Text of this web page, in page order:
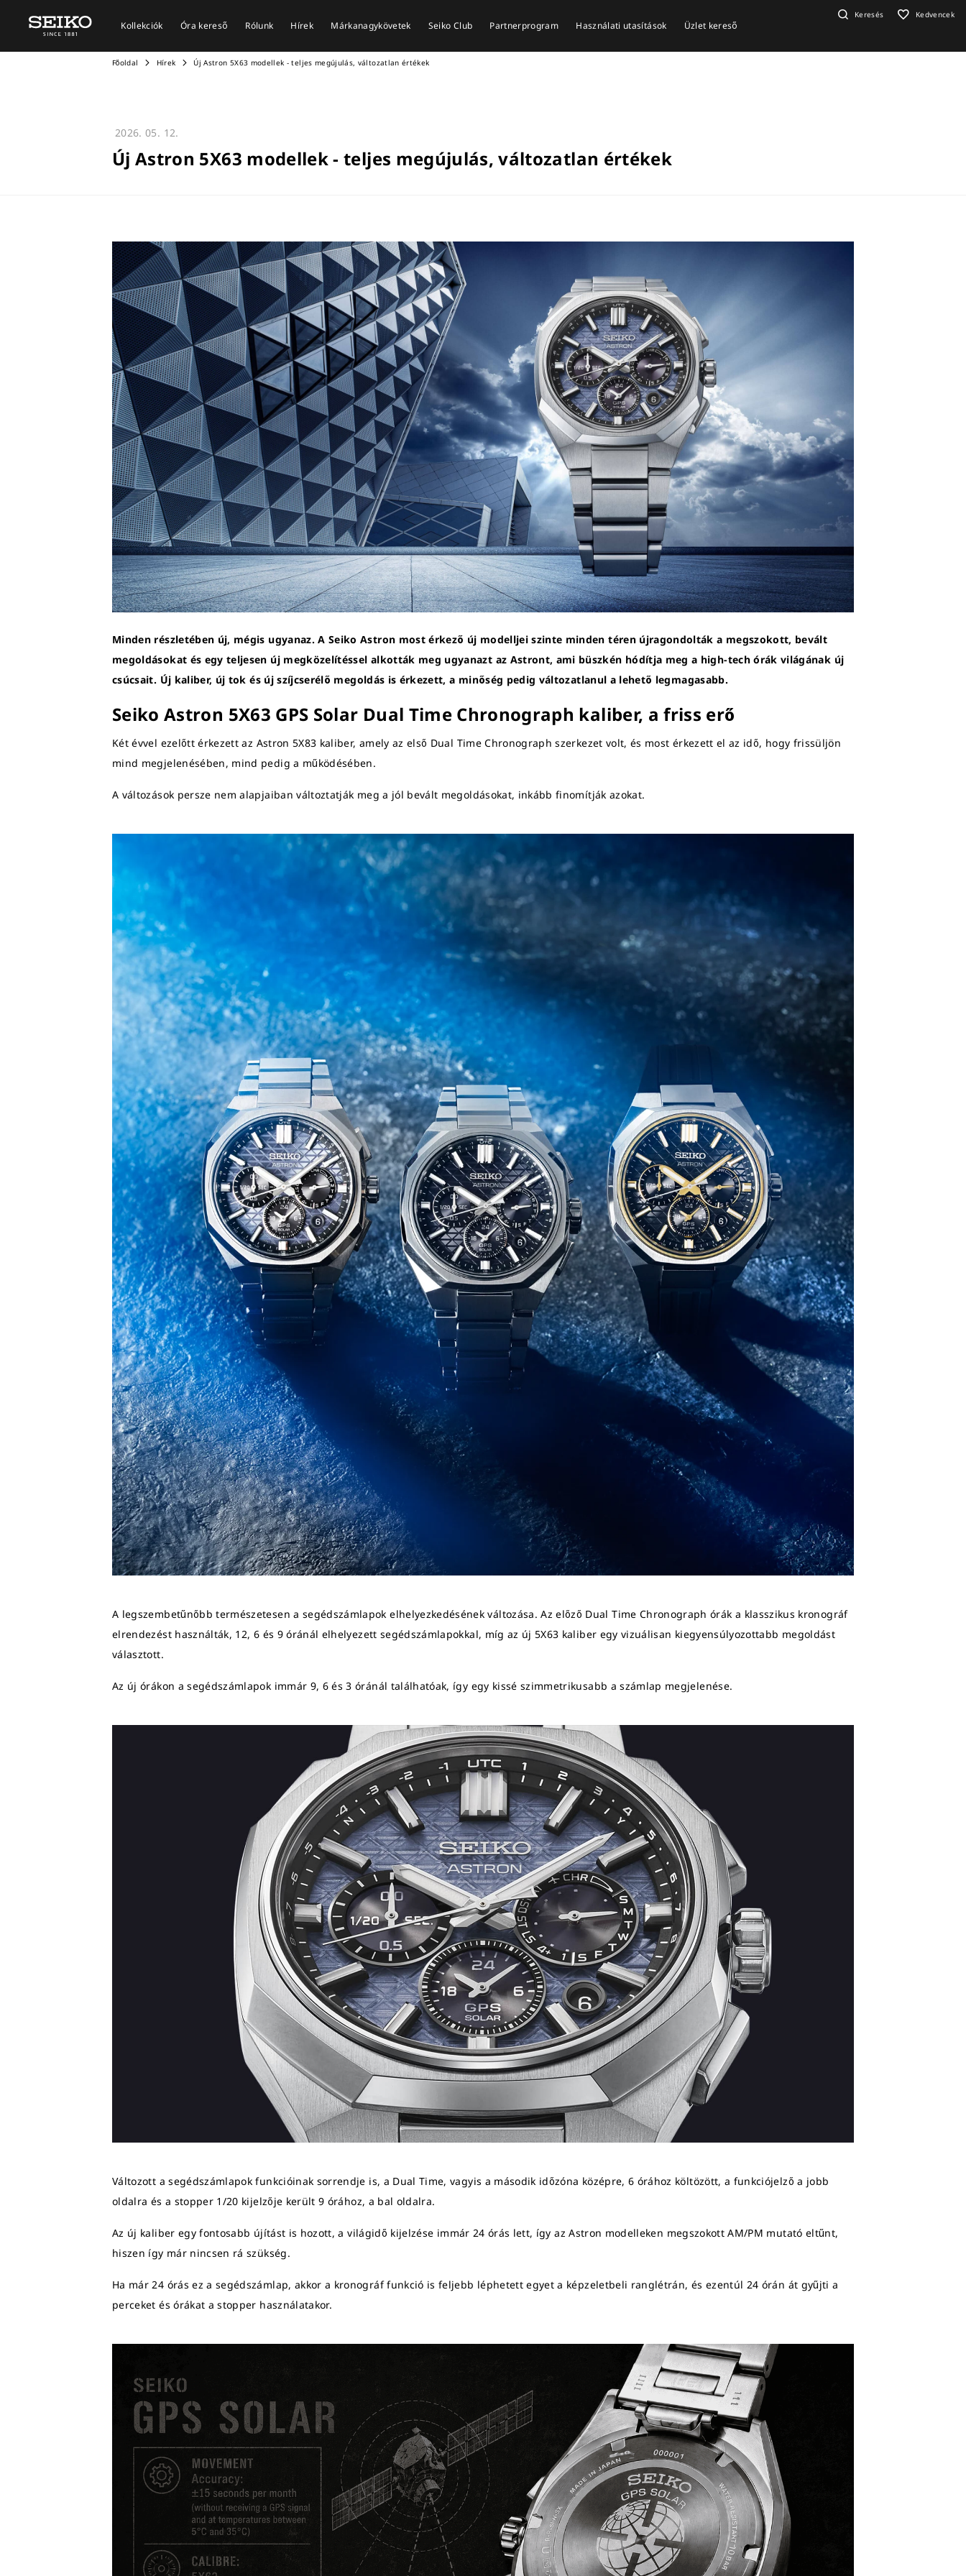
Kollekciók Óra kereső Rólunk Hírek Márkanagykövetek Seiko Club Partnerprogram Használati utasítások Üzlet kereső
Keresés Kedvencek
Főoldal Hírek Új Astron 5X63 modellek - teljes megújulás, változatlan értékek
2026. 05. 12.
Új Astron 5X63 modellek - teljes megújulás, változatlan értékek
Minden részletében új, mégis ugyanaz. A Seiko Astron most érkező új modelljei szinte minden téren újragondolták a megszokott, bevált
megoldásokat és egy teljesen új megközelítéssel alkották meg ugyanazt az Astront, ami büszkén hódítja meg a high-tech órák világának új
csúcsait. Új kaliber, új tok és új szíjcserélő megoldás is érkezett, a minőség pedig változatlanul a lehető legmagasabb.
Seiko Astron 5X63 GPS Solar Dual Time Chronograph kaliber, a friss erő
Két évvel ezelőtt érkezett az Astron 5X83 kaliber, amely az első Dual Time Chronograph szerkezet volt, és most érkezett el az idő, hogy frissüljön
mind megjelenésében, mind pedig a működésében.
A változások persze nem alapjaiban változtatják meg a jól bevált megoldásokat, inkább finomítják azokat.
A legszembetűnőbb természetesen a segédszámlapok elhelyezkedésének változása. Az előző Dual Time Chronograph órák a klasszikus kronográf
elrendezést használták, 12, 6 és 9 óránál elhelyezett segédszámlapokkal, míg az új 5X63 kaliber egy vizuálisan kiegyensúlyozottabb megoldást
választott.
Az új órákon a segédszámlapok immár 9, 6 és 3 óránál találhatóak, így egy kissé szimmetrikusabb a számlap megjelenése.
Változott a segédszámlapok funkcióinak sorrendje is, a Dual Time, vagyis a második időzóna középre, 6 órához költözött, a funkciójelző a jobb
oldalra és a stopper 1/20 kijelzője került 9 órához, a bal oldalra.
Az új kaliber egy fontosabb újítást is hozott, a világidő kijelzése immár 24 órás lett, így az Astron modelleken megszokott AM/PM mutató eltűnt,
hiszen így már nincsen rá szükség.
Ha már 24 órás ez a segédszámlap, akkor a kronográf funkció is feljebb léphetett egyet a képzeletbeli ranglétrán, és ezentúl 24 órán át gyűjti a
perceket és órákat a stopper használatakor.